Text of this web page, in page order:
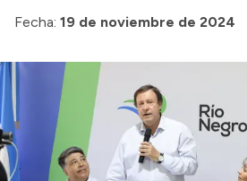
Fecha: 19 de noviembre de 2024